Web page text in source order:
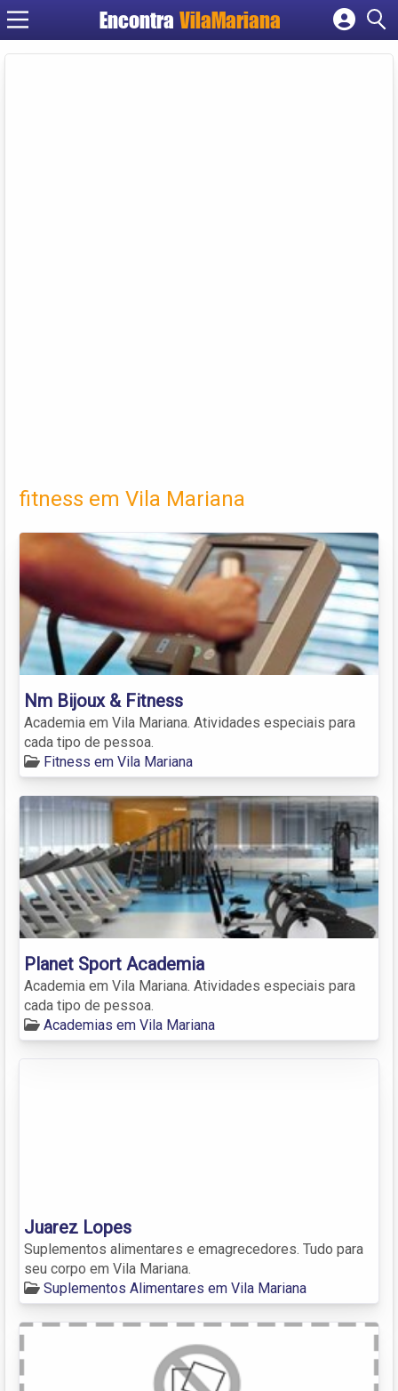
EncontraVilaMariana
Cadastrar empresa
fitness em Vila Mariana
Nm Bijoux & Fitness
Academia em Vila Mariana. Atividades especiais para
cada tipo de pessoa.
Fitness em Vila Mariana
Planet Sport Academia
Academia em Vila Mariana. Atividades especiais para
cada tipo de pessoa.
Academias em Vila Mariana
Juarez Lopes
Suplementos alimentares e emagrecedores. Tudo para
seu corpo em Vila Mariana.
Suplementos Alimentares em Vila Mariana